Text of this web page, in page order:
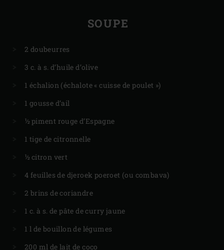
SOUPE
2 doubeurres
3 c. à s. d’huile d’olive
1 échalion (échalote « cuisse de poulet »)
1 gousse d’ail
½ piment rouge d’Espagne
1 tige de citronnelle
½ citron vert
4 feuilles de djeroek poeroet (ou combava)
2 brins de coriandre
1 c. à s. de pâte de curry jaune
1 l de bouillon de légumes
200 ml de lait de coco